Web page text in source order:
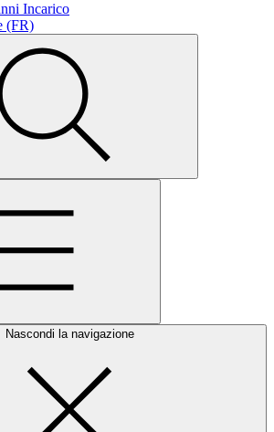
Incarico
(FR)
Nascondi la navigazione